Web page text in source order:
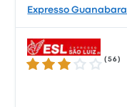
Expresso Guanabara
3.0 su 5 stelle (56 )